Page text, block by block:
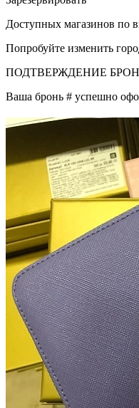
Доступных магазинов по
Попробуйте изменить
ПОДТВЕРЖДЕНИЕ
Ваша бронь # успешно